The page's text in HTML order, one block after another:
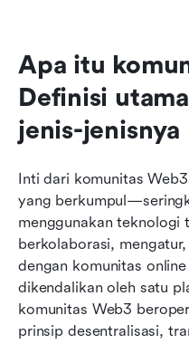
Apa itu
Definisi
jenis-jenisnya
Inti dari komunitas
yang
menggunakan teknologi
berkolaborasi,
dengan komunitas
dikendalikan oleh satu
komunitas Web3
prinsip desentralisasi,